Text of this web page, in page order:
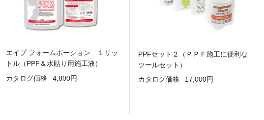
エイプ フォームポーション １リッ
トル（PPF＆水貼り用施工液）
カタログ価格
4,800円
PPFセット２（ＰＰＦ施工に便利な
ツールセット）
カタログ価格
17,000円